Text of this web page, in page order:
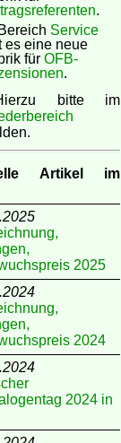
.
Service
es eine neue
für OFB-
.
bitte im
Artikel im
2025
2024
2024 in